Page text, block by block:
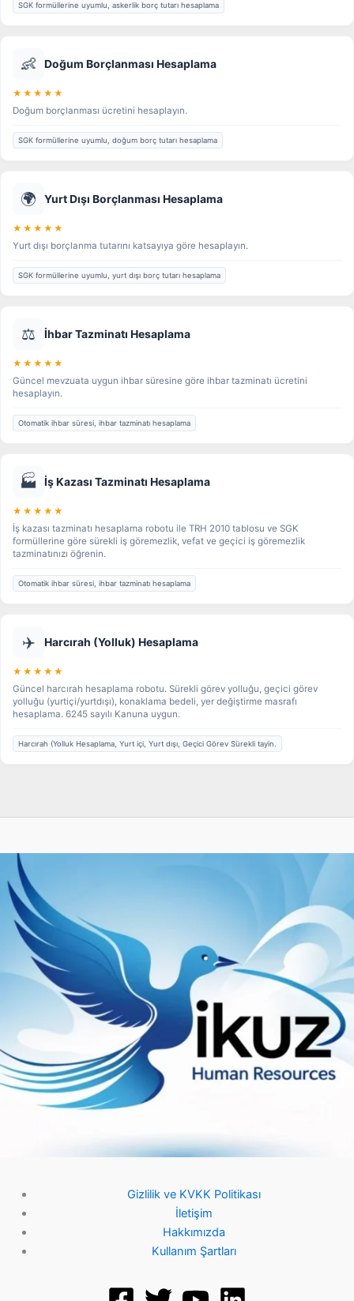
SGK formüllerine uyumlu, askerlik borç tutarı hesaplama
👶 Doğum Borçlanması Hesaplama
★★★★★
Doğum borçlanması ücretini hesaplayın.
SGK formüllerine uyumlu, doğum borç tutarı hesaplama
🌍 Yurt Dışı Borçlanması Hesaplama
★★★★★
Yurt dışı borçlanma tutarını katsayıya göre hesaplayın.
SGK formüllerine uyumlu, yurt dışı borç tutarı hesaplama
⚖️ İhbar Tazminatı Hesaplama
★★★★★
Güncel mevzuata uygun ihbar süresine göre ihbar tazminatı ücretini
hesaplayın.
Otomatik ihbar süresi, ihbar tazminatı hesaplama
🏭 İş Kazası Tazminatı Hesaplama
★★★★★
İş kazası tazminatı hesaplama robotu ile TRH 2010 tablosu ve SGK
formüllerine göre sürekli iş göremezlik, vefat ve geçici iş göremezlik
tazminatınızı öğrenin.
Otomatik ihbar süresi, ihbar tazminatı hesaplama
✈️ Harcırah (Yolluk) Hesaplama
★★★★★
Güncel harcırah hesaplama robotu. Sürekli görev yolluğu, geçici görev
yolluğu (yurtiçi/yurtdışı), konaklama bedeli, yer değiştirme masrafı
hesaplama. 6245 sayılı Kanuna uygun.
Harcırah (Yolluk Hesaplama, Yurt içi, Yurt dışı, Geçici Görev Sürekli tayin.
Gizlilik ve KVKK Politikası
İletişim
Hakkımızda
Kullanım Şartları